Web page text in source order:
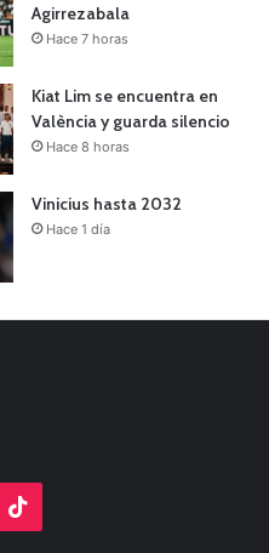
Agirrezabala
Hace 7 horas
Kiat Lim se encuentra en
València y guarda silencio
Hace 8 horas
Vinicius hasta 2032
Hace 1 día